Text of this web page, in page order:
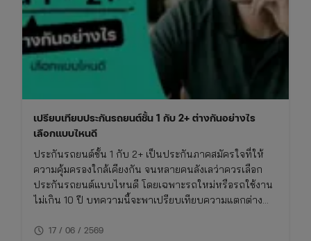
เปรียบเทียบประกันรถยนต์ชั้น 1 กับ 2+ ต่างกันอย่างไร
เลือกแบบไหนดี
ประกันรถยนต์ชั้น 1 กับ 2+ เป็นประกันภาคสมัครใจที่ให้
ความคุ้มครองใกล้เคียงกัน จนหลายคนลังเลว่าควรเลือก
ประกันรถยนต์แบบไหนดี โดยเฉพาะรถใหม่หรือรถใช้งาน
ไม่เกิน 10 ปี บทความนี้จะพาเปรียบเทียบความแตกต่าง
เทียบ ทั้งเรื่องความคุ้มครอง ค่าเบี้ย และความเหมาะสมใน
schedule 17 / 06 / 2569